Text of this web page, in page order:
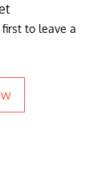
to leave a